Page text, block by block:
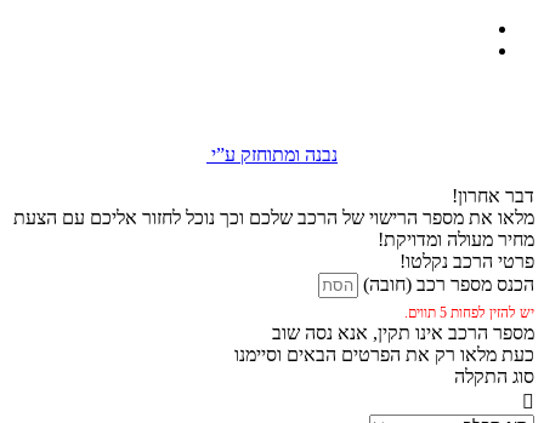
נבנה ומתוחזק ע”י
דבר אחרון!
מלאו את מספר הרישוי של הרכב שלכם וכך נוכל לחזור אליכם עם הצעת
מחיר מעולה ומדויקת!
פרטי הרכב נקלטו!
הכנס מספר רכב (חובה)
יש להזין לפחות 5 תווים.
מספר הרכב אינו תקין, אנא נסה שוב
כעת מלאו רק את הפרטים הבאים וסיימנו
סוג התקלה